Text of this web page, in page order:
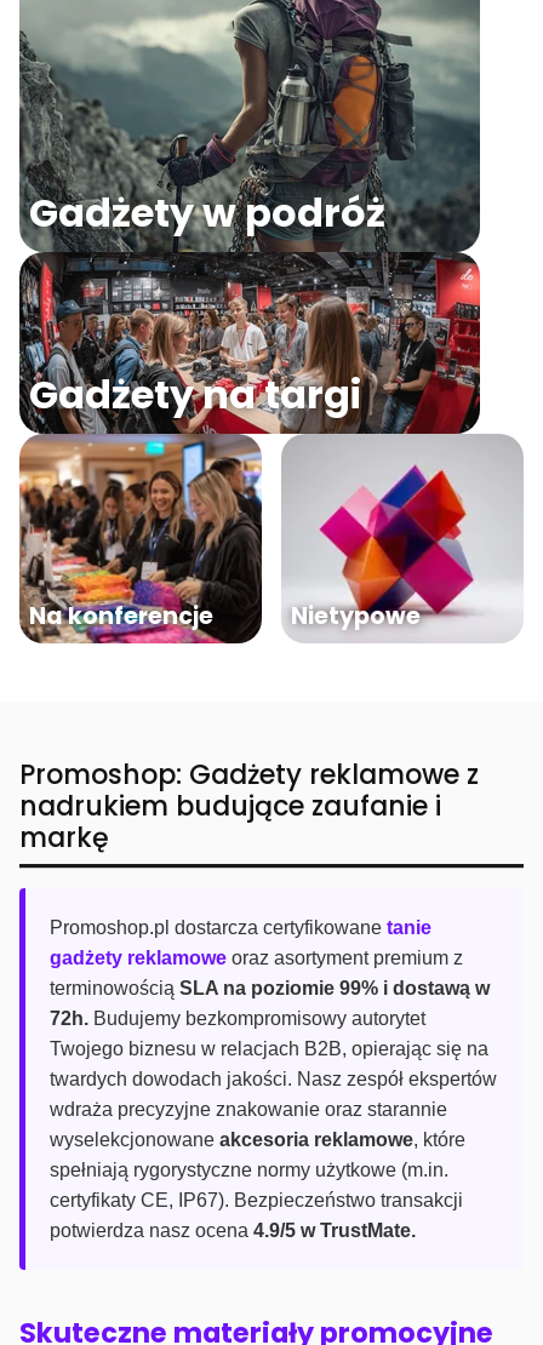
Gadżety w podróż
Gadżety na targi
Na konferencje Nietypowe
Promoshop: Gadżety reklamowe z
nadrukiem budujące zaufanie i
markę
Promoshop.pl dostarcza certyfikowane tanie
gadżety reklamowe oraz asortyment premium z
terminowością SLA na poziomie 99% i dostawą w
72h. Budujemy bezkompromisowy autorytet
Twojego biznesu w relacjach B2B, opierając się na
twardych dowodach jakości. Nasz zespół ekspertów
wdraża precyzyjne znakowanie oraz starannie
wyselekcjonowane akcesoria reklamowe, które
spełniają rygorystyczne normy użytkowe (m.in.
certyfikaty CE, IP67). Bezpieczeństwo transakcji
potwierdza nasz ocena 4.9/5 w TrustMate.
Skuteczne materiały promocyjne